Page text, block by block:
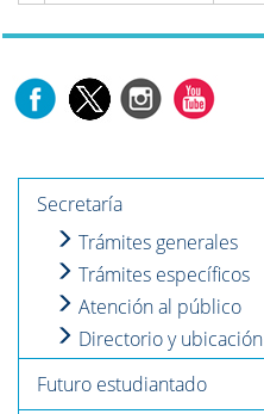
Secretaría
Trámites generales
Trámites específicos
Atención al público
Directorio y ubicación
Futuro estudiantado